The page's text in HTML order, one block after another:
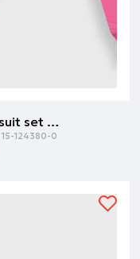
Τracksuit set | Fragola
15-124380-0